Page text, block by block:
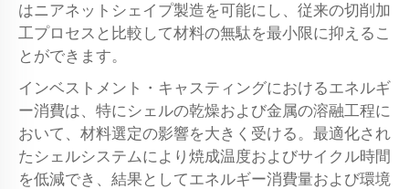
はニアネットシェイプ製造を可能にし、従来の切削加
工プロセスと比較して材料の無駄を最小限に抑えるこ
とができます。
インベストメント・キャスティングにおけるエネルギ
ー消費は、特にシェルの乾燥および金属の溶融工程に
おいて、材料選定の影響を大きく受ける。最適化され
たシェルシステムにより焼成温度およびサイクル時間
を低減でき、結果としてエネルギー消費量および環境